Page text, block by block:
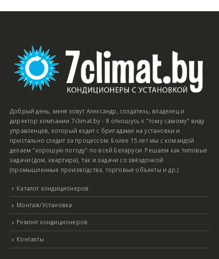
Добрый день, меня зовут Александр, создатель, владелец и
директор компании 7climat.by - Я отношусь к "тому самому" виду
управленцев, который ездит с бригадами на установки и
пристально следит за процессом. Более 15 лет мы с командой
делаем "хорошую погоду" по всей Беларуси. Решаем как типовые
задачи (дом, квартира), так и задачи со звёздочкой
(промышленные производства, торговые объекты и др.)
Каталог кондиционеров
Монтаж/Установка
Ремонт кондиционеров
Контакты